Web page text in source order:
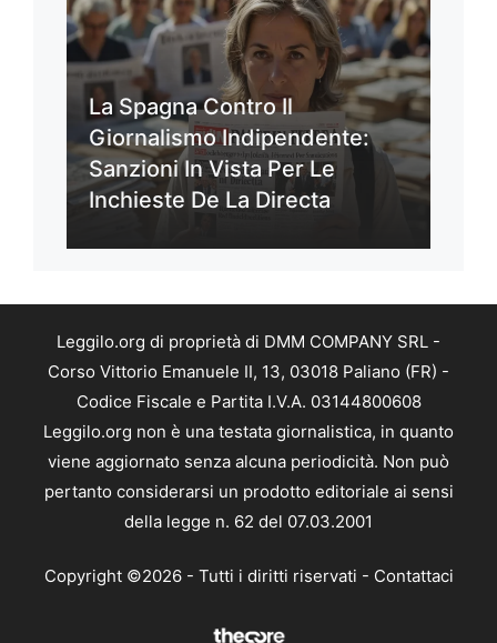
La Spagna Contro Il
Giornalismo Indipendente:
Sanzioni In Vista Per Le
Inchieste De La Directa
Leggilo.org di proprietà di DMM COMPANY SRL -
Corso Vittorio Emanuele II, 13, 03018 Paliano (FR) -
Codice Fiscale e Partita I.V.A. 03144800608
Leggilo.org non è una testata giornalistica, in quanto
viene aggiornato senza alcuna periodicità. Non può
pertanto considerarsi un prodotto editoriale ai sensi
della legge n. 62 del 07.03.2001
Copyright ©2026 - Tutti i diritti riservati - Contattaci